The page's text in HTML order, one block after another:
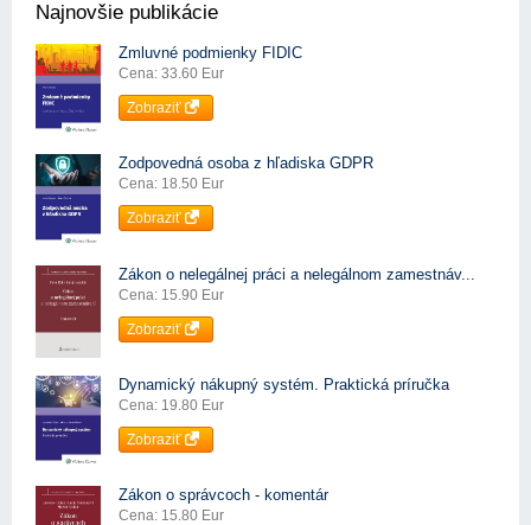
Najnovšie publikácie
Zmluvné podmienky FIDIC
Cena: 33.60 Eur
Zobraziť
Zodpovedná osoba z hľadiska GDPR
Cena: 18.50 Eur
Zobraziť
Zákon o nelegálnej práci a nelegálnom zamestnáv...
Cena: 15.90 Eur
Zobraziť
Dynamický nákupný systém. Praktická príručka
Cena: 19.80 Eur
Zobraziť
Zákon o správcoch - komentár
Cena: 15.80 Eur